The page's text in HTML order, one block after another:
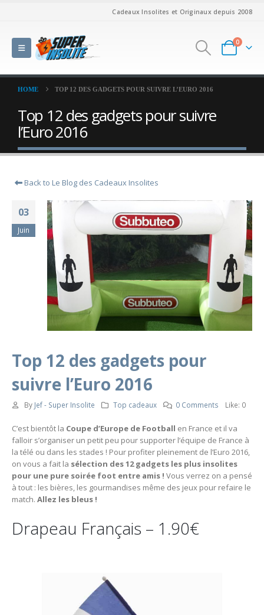
Cadeaux Insolites et Originaux depuis 2008
0
HOME TOP 12 DES GADGETS POUR SUIVRE L’EURO 2016
Top 12 des gadgets pour suivre
l’Euro 2016
Back to Le Blog des Cadeaux Insolites
03
Juin
Top 12 des gadgets pour
suivre l’Euro 2016
By Jef - Super Insolite Top cadeaux 0 Comments Like: 0
C’est bientôt la Coupe d’Europe de Football en France et il va
falloir s’organiser un petit peu pour supporter l’équipe de France à
la télé ou dans les stades ! Pour profiter pleinement de l’Euro 2016,
on vous a fait la sélection des 12 gadgets les plus insolites
pour une pure soirée foot entre amis ! Vous verrez on a pensé
à tout : les bières, les gourmandises même des jeux pour refaire le
match. Allez les bleus !
Drapeau Français – 1.90€